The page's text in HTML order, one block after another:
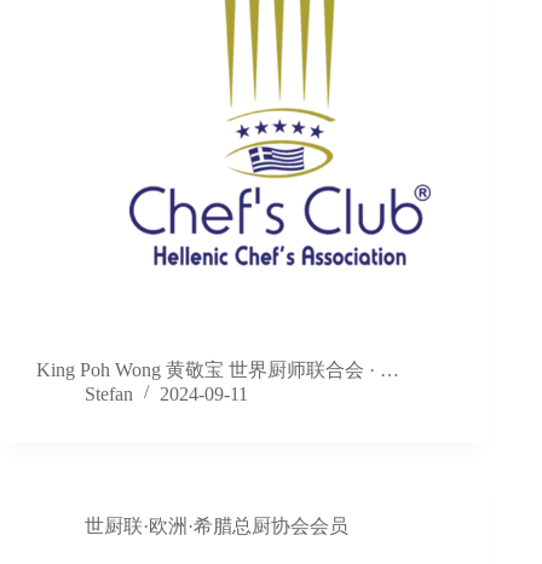
King Poh Wong 黄敬宝 世界厨师联合会 · …
Stefan
2024-09-11
世厨联·欧洲·希腊总厨协会会员